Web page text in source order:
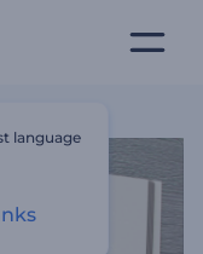
language